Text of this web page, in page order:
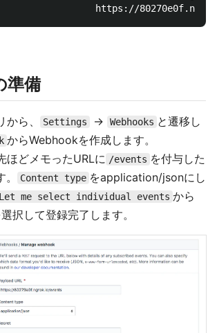
準備
ら、 Settings -> Webhooks と遷移し
からWebhookを作成します。
ほどメモったURLに /events を付与した
Content type をapplication/jsonにし
Let me select individual events から
択して登録完了します。